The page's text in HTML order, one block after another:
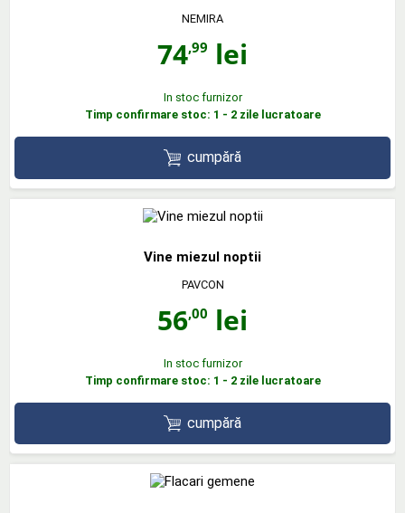
NEMIRA
74,99 lei
In stoc furnizor
Timp confirmare stoc: 1 - 2 zile lucratoare
cumpără
Vine miezul noptii
PAVCON
56,00 lei
In stoc furnizor
Timp confirmare stoc: 1 - 2 zile lucratoare
cumpără